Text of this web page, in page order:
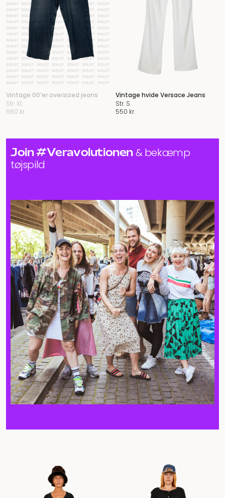
Vintage 00’er oversized jeans
Str. XL
660 kr.
Vintage hvide Versace Jeans
Str. S
550 kr.
Join #Veravolutionen& bekæmp
tøjspild